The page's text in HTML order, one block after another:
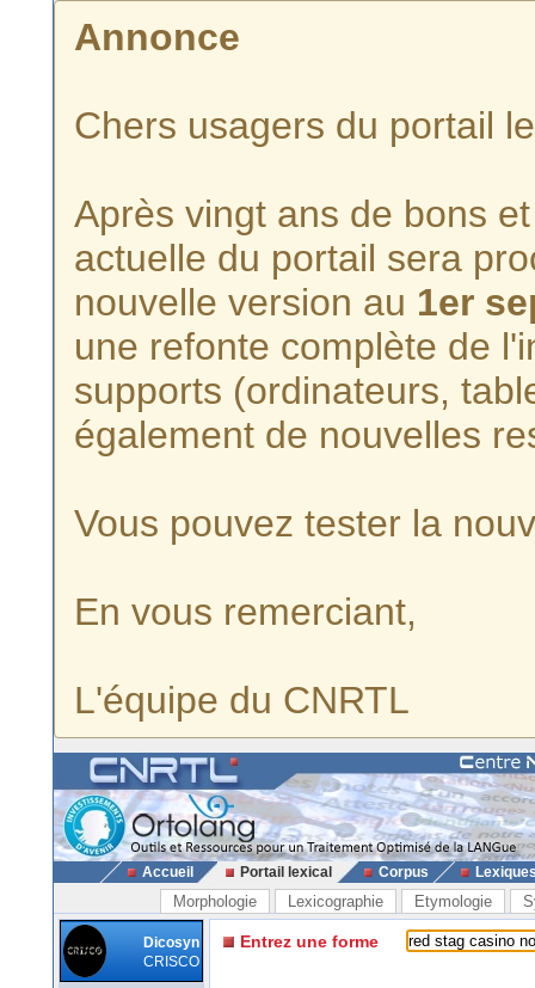
Annonce
Chers usagers du portail
Après vingt ans de bons
actuelle du portail sera
nouvelle version au 1er
une refonte complète de
supports (ordinateurs,
également de nouvelles
Vous pouvez tester la
En vous remerciant,
L'équipe du CNRTL
Accueil Portail lexical Corpus
Morphologie Lexicographie Etymologie
Dicosyn
CRISCO
Entrez une forme